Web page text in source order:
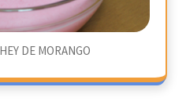
DE MORANGO